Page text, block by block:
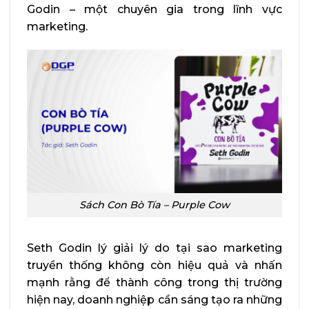
Godin – một chuyên gia trong lĩnh vực
marketing.
Sách Con Bò Tía – Purple Cow
Seth Godin lý giải lý do tại sao marketing
truyền thống không còn hiệu quả và nhấn
mạnh rằng để thành công trong thị trường
hiện nay, doanh nghiệp cần sáng tạo ra những